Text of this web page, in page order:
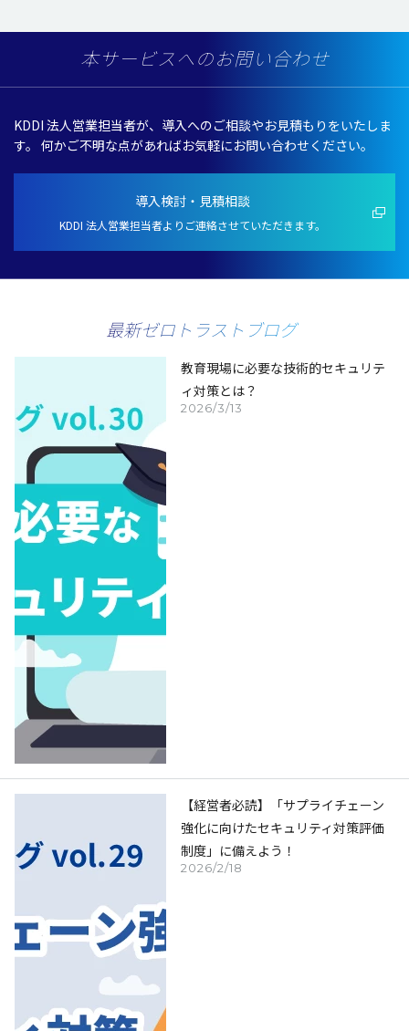
本サービスへのお問い合わせ
KDDI 法人営業担当者が、導入へのご相談やお見積もりをいたしま
す。 何かご不明な点があればお気軽にお問い合わせください。
導入検討・見積相談
KDDI 法人営業担当者よりご連絡させていただきます。
最新ゼロトラストブログ
2026/3/13
教育現場に必要な技術的セキュリテ
ィ対策とは？
2026/2/18
【経営者必読】「サプライチェーン
強化に向けたセキュリティ対策評価
制度」に備えよう！